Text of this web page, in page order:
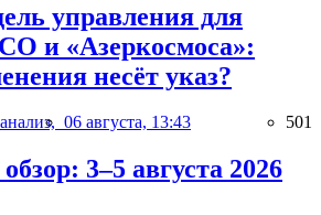
управления для
и «Азеркосмоса»:
несёт указ?
06 августа, 13:43 501
3–5 августа 2026